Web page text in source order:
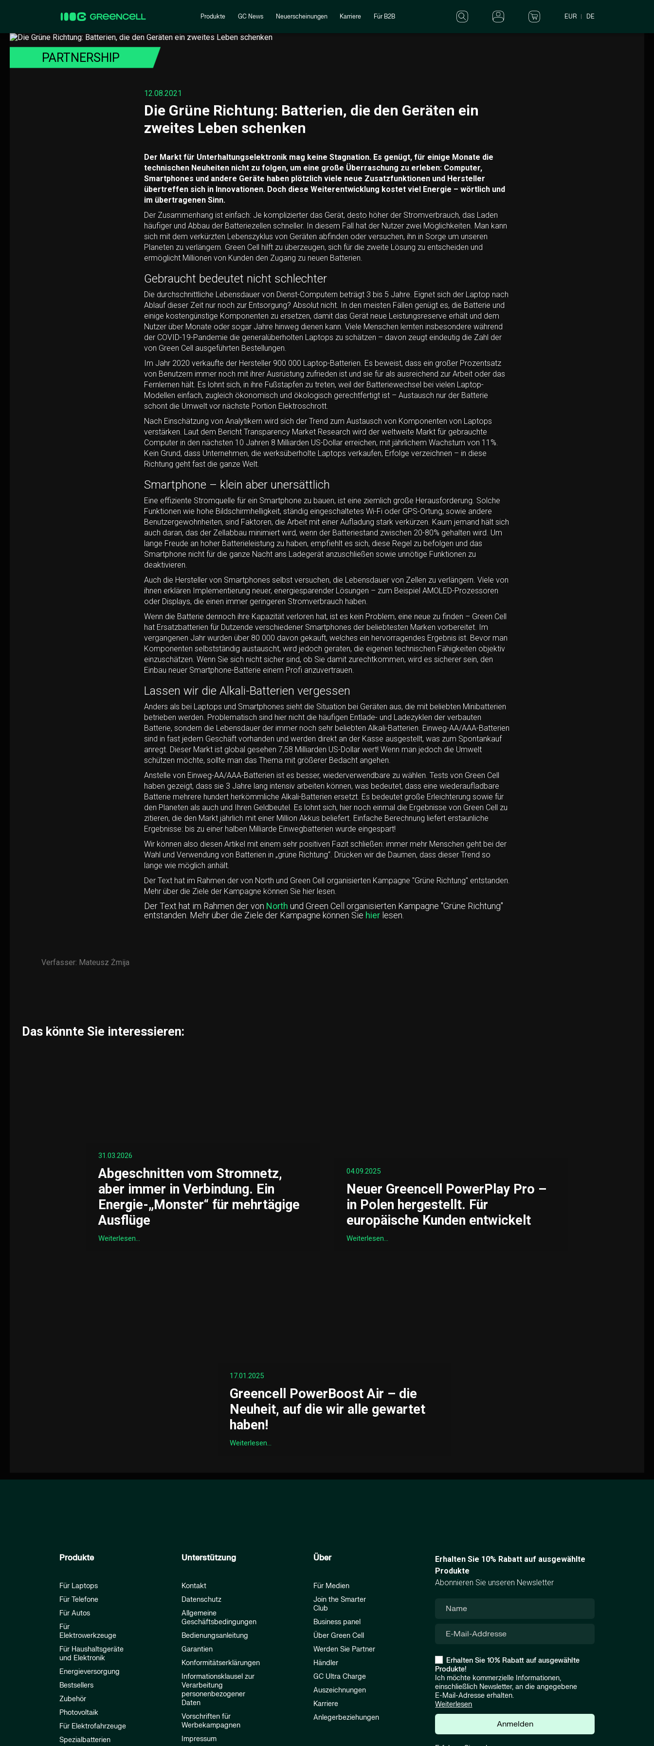
Produkte GC News Neuerscheinungen Karriere Für B2B EUR DE
PARTNERSHIP
12.08.2021
Die Grüne Richtung: Batterien, die den Geräten ein
zweites Leben schenken
Der Markt für Unterhaltungselektronik mag keine Stagnation. Es genügt, für einige Monate die
technischen Neuheiten nicht zu folgen, um eine große Überraschung zu erleben: Computer,
Smartphones und andere Geräte haben plötzlich viele neue Zusatzfunktionen und Hersteller
übertreffen sich in Innovationen. Doch diese Weiterentwicklung kostet viel Energie – wörtlich und
im übertragenen Sinn.
Der Zusammenhang ist einfach: Je komplizierter das Gerät, desto höher der Stromverbrauch, das Laden
häufiger und Abbau der Batteriezellen schneller. In diesem Fall hat der Nutzer zwei Möglichkeiten. Man kann
sich mit dem verkürzten Lebenszyklus von Geräten abfinden oder versuchen, ihn in Sorge um unseren
Planeten zu verlängern. Green Cell hilft zu überzeugen, sich für die zweite Lösung zu entscheiden und
ermöglicht Millionen von Kunden den Zugang zu neuen Batterien.
Gebraucht bedeutet nicht schlechter
Die durchschnittliche Lebensdauer von Dienst-Computern beträgt 3 bis 5 Jahre. Eignet sich der Laptop nach
Ablauf dieser Zeit nur noch zur Entsorgung? Absolut nicht. In den meisten Fällen genügt es, die Batterie und
einige kostengünstige Komponenten zu ersetzen, damit das Gerät neue Leistungsreserve erhält und dem
Nutzer über Monate oder sogar Jahre hinweg dienen kann. Viele Menschen lernten insbesondere während
der COVID-19-Pandemie die generalüberholten Laptops zu schätzen – davon zeugt eindeutig die Zahl der
von Green Cell ausgeführten Bestellungen.
Im Jahr 2020 verkaufte der Hersteller 900 000 Laptop-Batterien. Es beweist, dass ein großer Prozentsatz
von Benutzern immer noch mit ihrer Ausrüstung zufrieden ist und sie für als ausreichend zur Arbeit oder das
Fernlernen hält. Es lohnt sich, in ihre Fußstapfen zu treten, weil der Batteriewechsel bei vielen Laptop-
Modellen einfach, zugleich ökonomisch und ökologisch gerechtfertigt ist – Austausch nur der Batterie
schont die Umwelt vor nächste Portion Elektroschrott.
Nach Einschätzung von Analytikern wird sich der Trend zum Austausch von Komponenten von Laptops
verstärken. Laut dem Bericht Transparency Market Research wird der weltweite Markt für gebrauchte
Computer in den nächsten 10 Jahren 8 Milliarden US-Dollar erreichen, mit jährlichem Wachstum von 11%.
Kein Grund, dass Unternehmen, die werksüberholte Laptops verkaufen, Erfolge verzeichnen – in diese
Richtung geht fast die ganze Welt.
Smartphone – klein aber unersättlich
Eine effiziente Stromquelle für ein Smartphone zu bauen, ist eine ziemlich große Herausforderung. Solche
Funktionen wie hohe Bildschirmhelligkeit, ständig eingeschaltetes Wi-Fi oder GPS-Ortung, sowie andere
Benutzergewohnheiten, sind Faktoren, die Arbeit mit einer Aufladung stark verkürzen. Kaum jemand hält sich
auch daran, das der Zellabbau minimiert wird, wenn der Batteriestand zwischen 20-80% gehalten wird. Um
lange Freude an hoher Batterieleistung zu haben, empfiehlt es sich, diese Regel zu befolgen und das
Smartphone nicht für die ganze Nacht ans Ladegerät anzuschließen sowie unnötige Funktionen zu
deaktivieren.
Auch die Hersteller von Smartphones selbst versuchen, die Lebensdauer von Zellen zu verlängern. Viele von
ihnen erklären Implementierung neuer, energiesparender Lösungen – zum Beispiel AMOLED-Prozessoren
oder Displays, die einen immer geringeren Stromverbrauch haben.
Wenn die Batterie dennoch ihre Kapazität verloren hat, ist es kein Problem, eine neue zu finden – Green Cell
hat Ersatzbatterien für Dutzende verschiedener Smartphones der beliebtesten Marken vorbereitet. Im
vergangenen Jahr wurden über 80 000 davon gekauft, welches ein hervorragendes Ergebnis ist. Bevor man
Komponenten selbstständig austauscht, wird jedoch geraten, die eigenen technischen Fähigkeiten objektiv
einzuschätzen. Wenn Sie sich nicht sicher sind, ob Sie damit zurechtkommen, wird es sicherer sein, den
Einbau neuer Smartphone-Batterie einem Profi anzuvertrauen.
Lassen wir die Alkali-Batterien vergessen
Anders als bei Laptops und Smartphones sieht die Situation bei Geräten aus, die mit beliebten Minibatterien
betrieben werden. Problematisch sind hier nicht die häufigen Entlade- und Ladezyklen der verbauten
Batterie, sondern die Lebensdauer der immer noch sehr beliebten Alkali-Batterien. Einweg-AA/AAA-Batterien
sind in fast jedem Geschäft vorhanden und werden direkt an der Kasse ausgestellt, was zum Spontankauf
anregt. Dieser Markt ist global gesehen 7,58 Milliarden US-Dollar wert! Wenn man jedoch die Umwelt
schützen möchte, sollte man das Thema mit größerer Bedacht angehen.
Anstelle von Einweg-AA/AAA-Batterien ist es besser, wiederverwendbare zu wählen. Tests von Green Cell
haben gezeigt, dass sie 3 Jahre lang intensiv arbeiten können, was bedeutet, dass eine wiederaufladbare
Batterie mehrere hundert herkömmliche Alkali-Batterien ersetzt. Es bedeutet große Erleichterung sowie für
den Planeten als auch und Ihren Geldbeutel. Es lohnt sich, hier noch einmal die Ergebnisse von Green Cell zu
zitieren, die den Markt jährlich mit einer Million Akkus beliefert. Einfache Berechnung liefert erstaunliche
Ergebnisse: bis zu einer halben Milliarde Einwegbatterien wurde eingespart!
Wir können also diesen Artikel mit einem sehr positiven Fazit schließen: immer mehr Menschen geht bei der
Wahl und Verwendung von Batterien in „grüne Richtung“. Drücken wir die Daumen, dass dieser Trend so
lange wie möglich anhält.
Der Text hat im Rahmen der von North und Green Cell organisierten Kampagne "Grüne Richtung" entstanden.
Mehr über die Ziele der Kampagne können Sie hier lesen.
Der Text hat im Rahmen der von North und Green Cell organisierten Kampagne "Grüne Richtung"
entstanden. Mehr über die Ziele der Kampagne können Sie hierlesen.
Verfasser: Mateusz Żmija
Das könnte Sie interessieren:
31.03.2026
Abgeschnitten vom Stromnetz,
aber immer in Verbindung. Ein
Energie-„Monster“ für mehrtägige
Ausflüge
Weiterlesen...
04.09.2025
Neuer Greencell PowerPlay Pro –
in Polen hergestellt. Für
europäische Kunden entwickelt
Weiterlesen...
17.01.2025
Greencell PowerBoost Air – die
Neuheit, auf die wir alle gewartet
haben!
Weiterlesen...
Produkte
Für Laptops
Für Telefone
Für Autos
Für
Elektrowerkzeuge
Für Haushaltsgeräte
und Elektronik
Energieversorgung
Bestsellers
Zubehör
Photovoltaik
Für Elektrofahrzeuge
Spezialbatterien
Unterstützung
Kontakt
Datenschutz
Allgemeine
Geschäftsbedingungen
Bedienungsanleitung
Garantien
Konformitätserklärungen
Informationsklausel zur
Verarbeitung
personenbezogener
Daten
Vorschriften für
Werbekampagnen
Impressum
Über
Für Medien
Join the Smarter
Club
Business panel
Über Green Cell
Werden Sie Partner
Händler
GC Ultra Charge
Auszeichnungen
Karriere
Anlegerbeziehungen
Erhalten Sie 10% Rabatt auf ausgewählte
Produkte
Abonnieren Sie unseren Newsletter
Erhalten Sie 10% Rabatt auf ausgewählte
Produkte!
Ich möchte kommerzielle Informationen,
einschließlich Newsletter, an die angegebene
E-Mail-Adresse erhalten.
Weiterlesen
Anmelden